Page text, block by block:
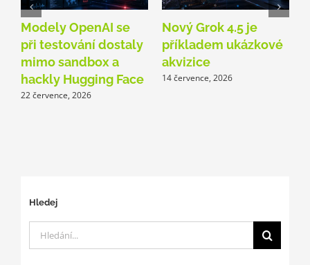
Modely OpenAI se
při testování dostaly
mimo sandbox a
hackly Hugging Face
22 července, 2026
Nový Grok 4.5 je
příkladem ukázkové
akvizice
14 července, 2026
Hledej
Hledat: